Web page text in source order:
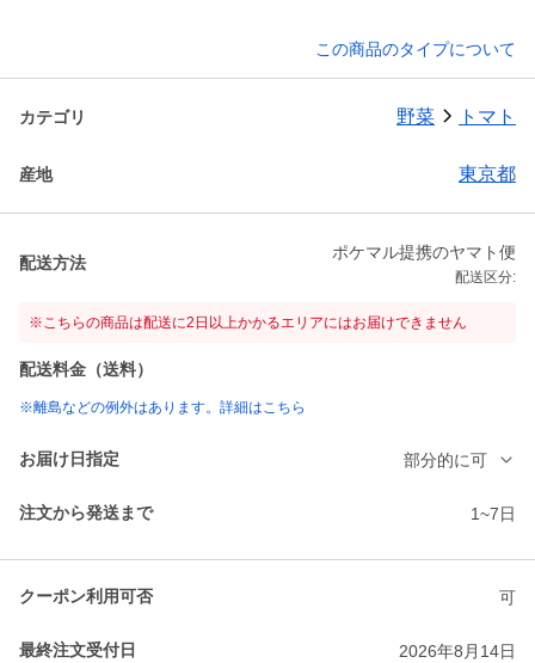
この商品のタイプについて
カテゴリ 野菜 トマト
産地 東京都
配送方法
ポケマル提携のヤマト便
配送区分:
※こちらの商品は配送に2日以上かかるエリアにはお届けできません
配送料金（送料）
※離島などの例外はあります。詳細はこちら
お届け日指定 部分的に可
注文から発送まで 1~7日
クーポン利用可否 可
最終注文受付日 2026年8月14日